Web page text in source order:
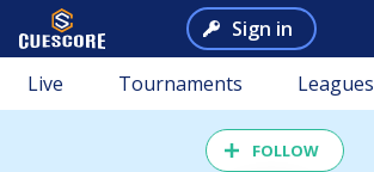
Sign in
Live Tournaments Leagues
FOLLOW